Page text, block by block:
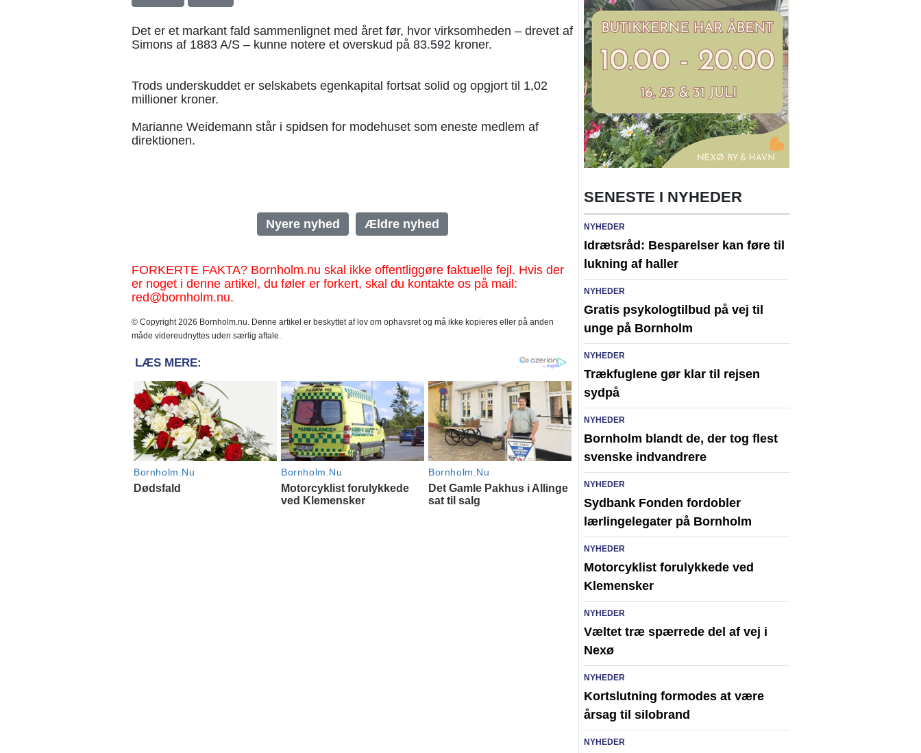
Det er et markant fald sammenlignet med året før, hvor virksomheden – drevet af
Simons af 1883 A/S – kunne notere et overskud på 83.592 kroner.
Trods underskuddet er selskabets egenkapital fortsat solid og opgjort til 1,02
millioner kroner.
Marianne Weidemann står i spidsen for modehuset som eneste medlem af
direktionen.
Nyere nyhed Ældre nyhed
FORKERTE FAKTA? Bornholm.nu skal ikke offentliggøre faktuelle fejl. Hvis der
er noget i denne artikel, du føler er forkert, skal du kontakte os på mail:
red@bornholm.nu.
© Copyright 2026 Bornholm.nu. Denne artikel er beskyttet af lov om ophavsret og må ikke kopieres eller på anden
måde videreudnyttes uden særlig aftale.
SENESTE I NYHEDER
NYHEDER
Idrætsråd: Besparelser kan føre til
lukning af haller
NYHEDER
Gratis psykologtilbud på vej til
unge på Bornholm
NYHEDER
Trækfuglene gør klar til rejsen
sydpå
NYHEDER
Bornholm blandt de, der tog flest
svenske indvandrere
NYHEDER
Sydbank Fonden fordobler
lærlingelegater på Bornholm
NYHEDER
Motorcyklist forulykkede ved
Klemensker
NYHEDER
Væltet træ spærrede del af vej i
Nexø
NYHEDER
Kortslutning formodes at være
årsag til silobrand
NYHEDER